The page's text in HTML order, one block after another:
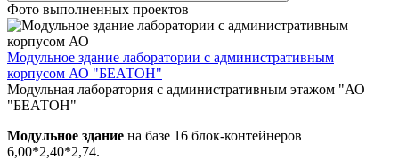
Фото выполненных проектов
Модульное здание лаборатории с административным
корпусом АО "БЕАТОН"
Модульная лаборатория с административным этажом "АО
"БЕАТОН"
Модульное здание на базе 16 блок-контейнеров
6,00*2,40*2,74.